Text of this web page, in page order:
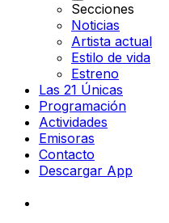
Secciones
Noticias
Artista actual
Estilo de vida
Estreno
Las 21 Únicas
Programación
Actividades
Emisoras
Contacto
Descargar App